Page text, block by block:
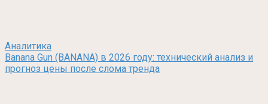
Аналитика
Banana Gun (BANANA) в 2026 году: технический анализ и
прогноз цены после слома тренда